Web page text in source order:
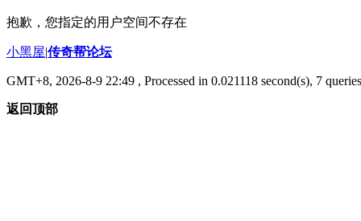
抱歉，您指定的用户空间不存在
小黑屋|传奇帮论坛
GMT+8, 2026-8-9 22:49 , Processed in 0.021118 second(s), 7
返回顶部